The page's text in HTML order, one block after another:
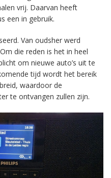
vrij. Daarvan heeft
een in gebruik.
Van oudsher werd
die reden is het in heel
om nieuwe auto’s uit te
tijd wordt het bereik
waardoor de
te ontvangen zullen zijn.